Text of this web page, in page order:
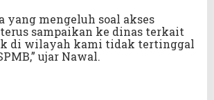
yang mengeluh soal akses
sampaikan ke dinas terkait
di wilayah kami tidak tertinggal
ujar Nawal.